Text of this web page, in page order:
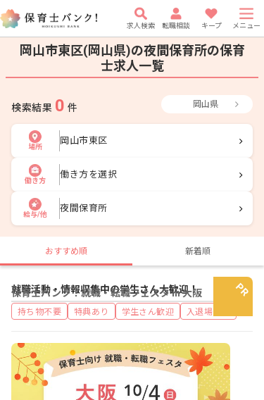
求人検索 転職相談 キープ メニュー
岡山市東区(岡山県)の夜間保育所の保育
士求人一覧
検索結果 0 件 岡山県
場所
岡山市東区
働き方
働き方を選択
給与/他
夜間保育所
おすすめ順 新着順
保育士バンク！就職・転職フェスタ in 大阪
就職活動・情報収集中の学生さん大歓迎！
持ち物不要 特典あり 学生さん歓迎 入退場自由